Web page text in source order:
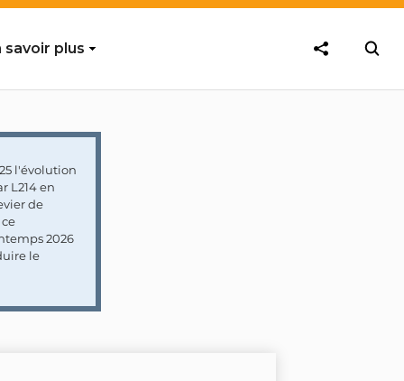
savoir plus
l'évolution
L214 en
de
2026
le